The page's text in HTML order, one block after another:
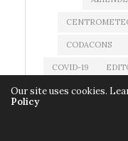
CODACONS
COVID-19
Our site uses cookies.
Policy